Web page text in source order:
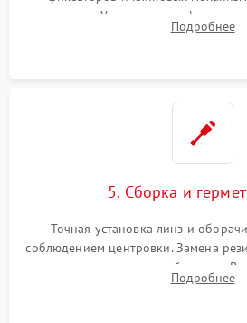
поправок. Устранение люфтов в
поврежденных линз, разбитой
Подробнее
5. Сборка и
Точная установка линз и
соблюдением центровки. Замена
нанесение влагозащитной смазки.
и заполнение его осушенным
Подробнее